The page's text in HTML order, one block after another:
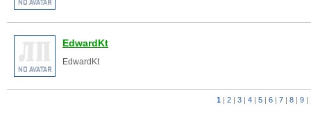
EdwardKt
EdwardKt
1 | 2| 3| 4| 5| 6| 7| 8| 9|